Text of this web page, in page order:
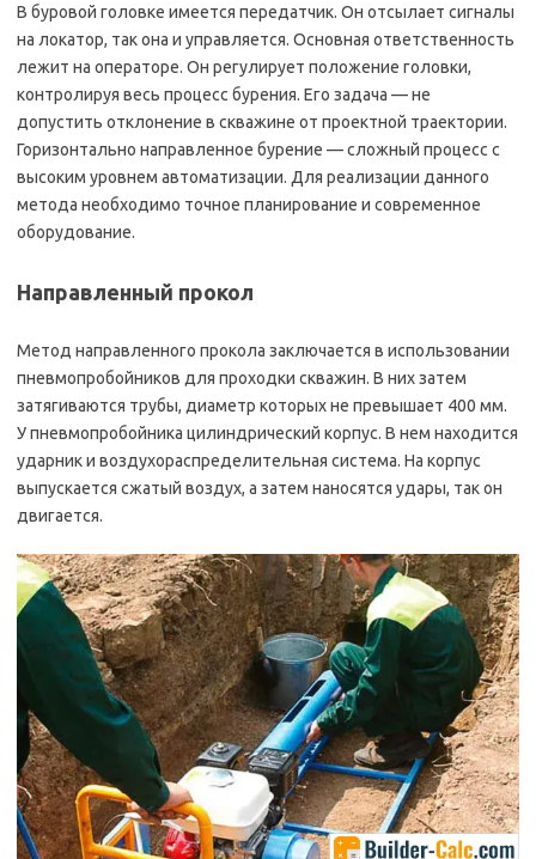
В буровой головке имеется передатчик. Он отсылает сигналы
на локатор, так она и управляется. Основная ответственность
лежит на операторе. Он регулирует положение головки,
контролируя весь процесс бурения. Его задача — не
допустить отклонение в скважине от проектной траектории.
Горизонтально направленное бурение — сложный процесс с
высоким уровнем автоматизации. Для реализации данного
метода необходимо точное планирование и современное
оборудование.
Направленный прокол
Метод направленного прокола заключается в использовании
пневмопробойников для проходки скважин. В них затем
затягиваются трубы, диаметр которых не превышает 400 мм.
У пневмопробойника цилиндрический корпус. В нем находится
ударник и воздухораспределительная система. На корпус
выпускается сжатый воздух, а затем наносятся удары, так он
двигается.